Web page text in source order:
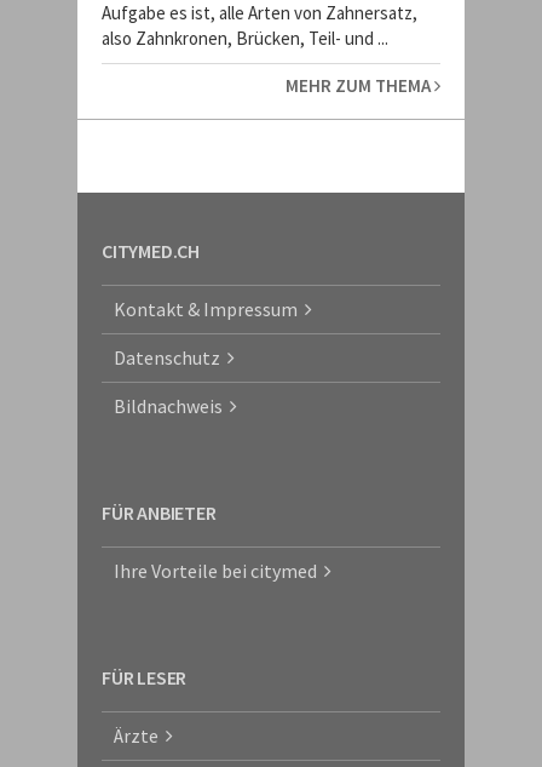
Aufgabe es ist, alle Arten von Zahnersatz,
also Zahnkronen, Brücken, Teil- und ...
MEHR ZUM THEMA
CITYMED.CH
Kontakt & Impressum
Datenschutz
Bildnachweis
FÜR ANBIETER
Ihre Vorteile bei citymed
FÜR LESER
Ärzte